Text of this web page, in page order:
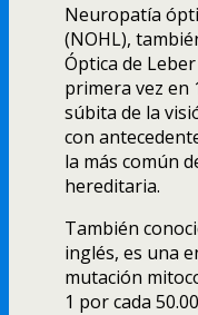
Neuropatía
(NOHL),
Óptica de
primera vez en
súbita de la
con
la más común
hereditaria.
También
inglés, es una
mutación
1 por cada